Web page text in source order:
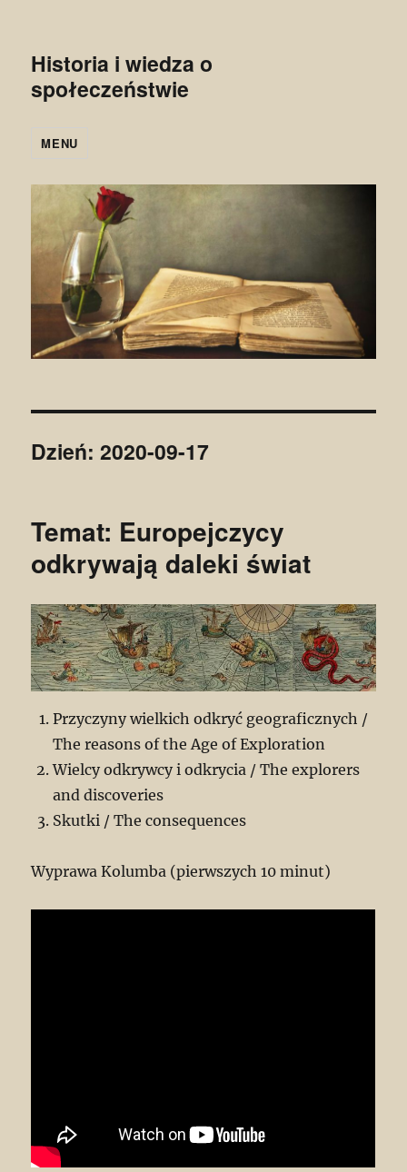
Historia i wiedza o
społeczeństwie
MENU
Dzień:2020-09-17
Temat: Europejczycy
odkrywają daleki świat
Przyczyny wielkich odkryć geograficznych /
The reasons of the Age of Exploration
Wielcy odkrywcy i odkrycia / The explorers
and discoveries
Skutki / The consequences
Wyprawa Kolumba (pierwszych 10 minut)